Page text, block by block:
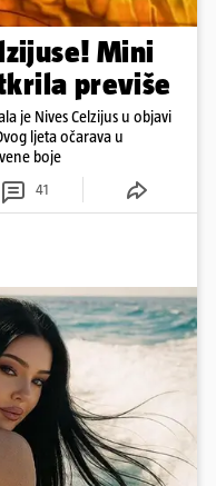
Mini
previše
je Nives Celzijus u objavi
ljeta očarava u
boje
41